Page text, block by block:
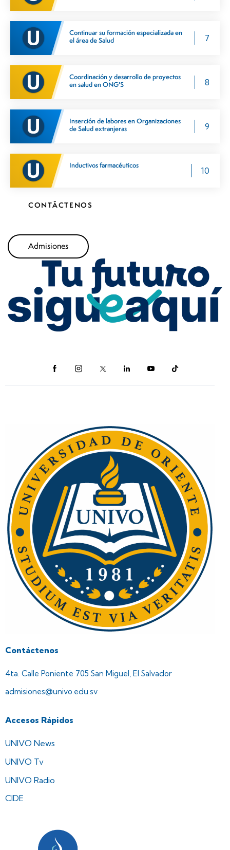
Continuar su formación especializada en
el área de Salud
7
Coordinación y desarrollo de proyectos
en salud en ONG'S
8
Inserción de labores en Organizaciones
de Salud extranjeras
9
Inductivos farmacéuticos
10
CONTÁCTENOS
Admisiones
Contáctenos
4ta. Calle Poniente 705 San Miguel, El Salvador
admisiones@univo.edu.sv
Accesos Rápidos
UNIVO News
UNIVO Tv
UNIVO Radio
CIDE